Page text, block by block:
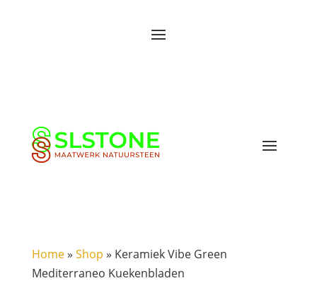
Home» Shop » Keramiek Vibe Green
Mediterraneo Kuekenbladen